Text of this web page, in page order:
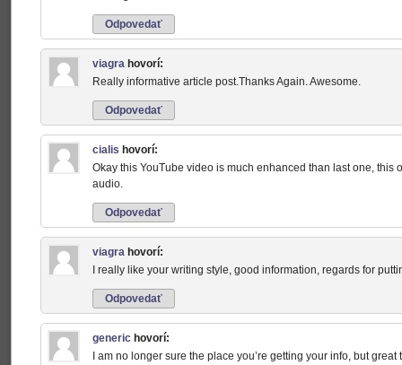
Odpovedať
viagra hovorí:
Really informative article post.Thanks Again. Awesome.
Odpovedať
cialis hovorí:
Okay this YouTube video is much enhanced than last one, this
audio.
Odpovedať
viagra hovorí:
I really like your writing style, good information, regards for
Odpovedať
generic hovorí:
I am no longer sure the place you’re getting your info, but